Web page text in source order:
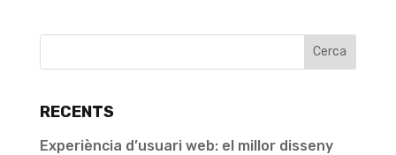
RECENTS
Experiència d’usuari web: el millor disseny